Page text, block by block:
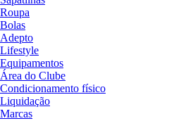
Roupa
Bolas
Adepto
Lifestyle
Equipamentos
Área do Clube
Condicionamento físico
Liquidação
Marcas